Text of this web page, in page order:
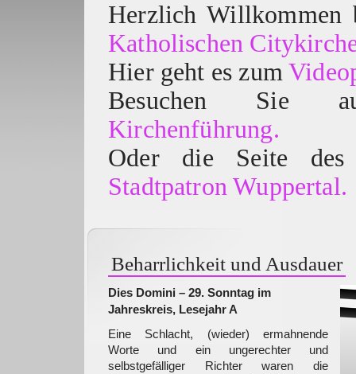
Herzlich
Katholischen
Hier geht es zum
Besuchen
Kirchenführung.
Oder die Seite des
Stadtpatron Wuppertal.
Beharrlichkeit und Ausdauer
Dies Domini – 29. Sonntag im
Jahreskreis, Lesejahr A
Eine Schlacht, (wieder) ermahnende
Worte und ein ungerechter und
selbstgefälliger Richter waren die